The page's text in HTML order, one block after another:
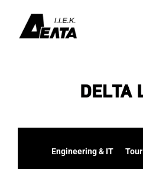
περιεχόμενο
Engineering & IT